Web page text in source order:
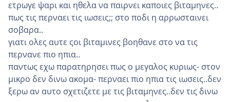
ετρωγε ψαρι και ηθελα να παιρνει καποιες βιταμηνες..
πως τις περναει τις ιωσεις;; στο ποδι η αρρωσταινει
σοβαρα..
γιατι ολες αυτε ςοι βιταμινες βοηθανε στο να τις
περνανε πιο ηπια..
παντως εχω παρατηρησει πως ο μεγαλος κυριως- στον
μικρο δεν δινω ακομα- περναει πιο ηπια τις ιωσεις..δεν
ξερω αν αυτο σχετιζετε με τις βιταμηνες..δεν τις δινω